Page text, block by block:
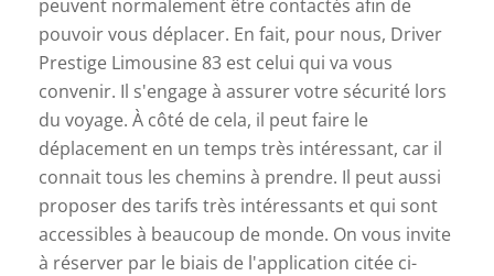
peuvent normalement être contactés afin de
pouvoir vous déplacer. En fait, pour nous, Driver
Prestige Limousine 83 est celui qui va vous
convenir. Il s'engage à assurer votre sécurité lors
du voyage. À côté de cela, il peut faire le
déplacement en un temps très intéressant, car il
connait tous les chemins à prendre. Il peut aussi
proposer des tarifs très intéressants et qui sont
accessibles à beaucoup de monde. On vous invite
à réserver par le biais de l'application citée ci-